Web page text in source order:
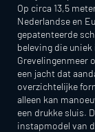
Op circa 13,5
Nederlandse en
gepatenteerde
beleving die
Grevelingenmeer
een jacht dat
overzichtelijke
alleen kan
een drukke sluis.
instapmodel van